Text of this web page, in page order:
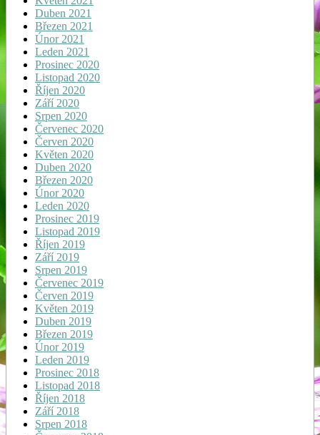
Duben 2021
Březen 2021
Únor 2021
Leden 2021
Prosinec 2020
Listopad 2020
Říjen 2020
Září 2020
Srpen 2020
Červenec 2020
Červen 2020
Květen 2020
Duben 2020
Březen 2020
Únor 2020
Leden 2020
Prosinec 2019
Listopad 2019
Říjen 2019
Září 2019
Srpen 2019
Červenec 2019
Červen 2019
Květen 2019
Duben 2019
Březen 2019
Únor 2019
Leden 2019
Prosinec 2018
Listopad 2018
Říjen 2018
Září 2018
Srpen 2018